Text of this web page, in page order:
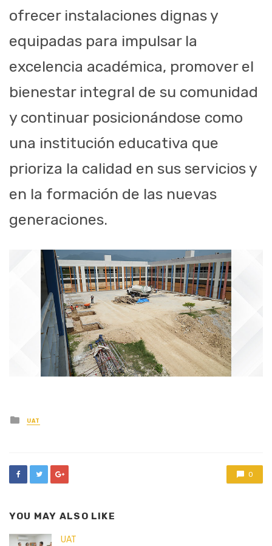
ofrecer instalaciones dignas y
equipadas para impulsar la
excelencia académica, promover el
bienestar integral de su comunidad
y continuar posicionándose como
una institución educativa que
prioriza la calidad en sus servicios y
en la formación de las nuevas
generaciones.
Posted
in
UAT
0
YOU MAY ALSO LIKE
UAT